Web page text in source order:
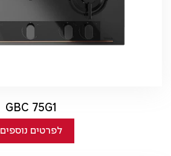
GBC 75G1
לפרטים נוספים